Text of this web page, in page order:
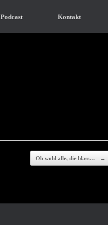
Podcast Kontakt
Ob wohl alle, die blass… →